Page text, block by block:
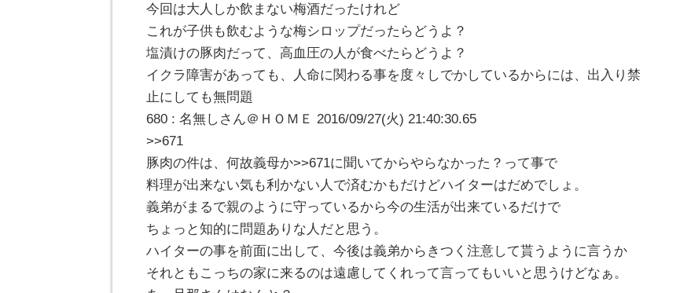
今回は大人しか飲まない梅酒だったけれど
これが子供も飲むような梅シロップだったらどうよ？
塩漬けの豚肉だって、高血圧の人が食べたらどうよ？
イクラ障害があっても、人命に関わる事を度々しでかしているからには、出入り禁
止にしても無問題
680 : 名無しさん＠ＨＯＭＥ 2016/09/27(火) 21:40:30.65
>>671
豚肉の件は、何故義母か>>671に聞いてからやらなかった？って事で
料理が出来ない気も利かない人で済むかもだけどハイターはだめでしょ。
義弟がまるで親のように守っているから今の生活が出来ているだけで
ちょっと知的に問題ありな人だと思う。
ハイターの事を前面に出して、今後は義弟からきつく注意して貰うように言うか
それともこっちの家に来るのは遠慮してくれって言ってもいいと思うけどなぁ。